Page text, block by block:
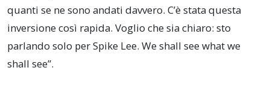
quanti se ne sono andati davvero. C’è stata questa
inversione così rapida. Voglio che sia chiaro: sto
parlando solo per Spike Lee. We shall see what we
shall see”.